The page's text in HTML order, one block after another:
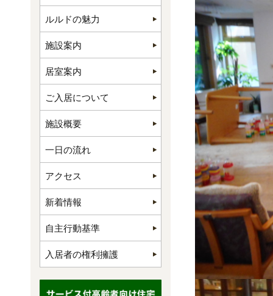
ルルドの魅力
施設案内
居室案内
ご入居について
施設概要
一日の流れ
アクセス
新着情報
自主行動基準
入居者の権利擁護